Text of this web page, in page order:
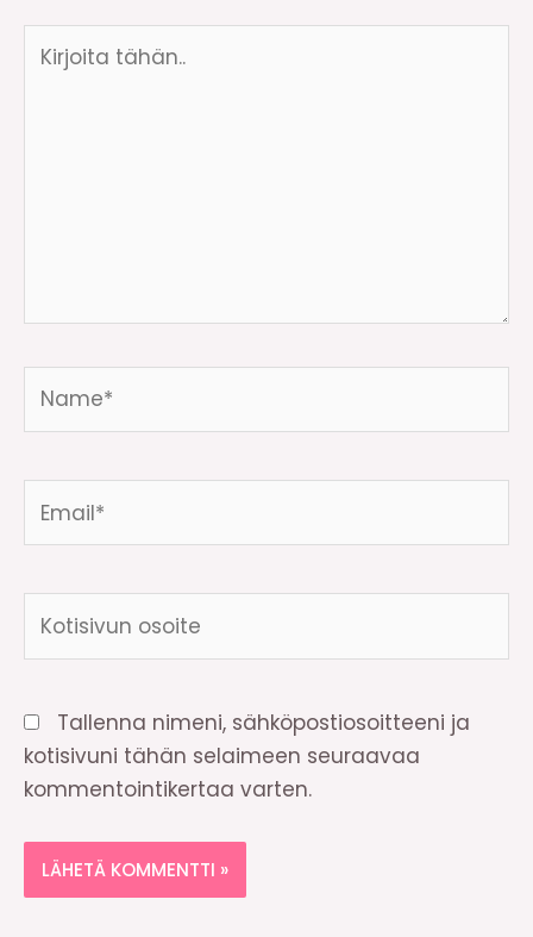
tähän..
osoite
Tallenna nimeni, sähköpostiosoitteeni ja
kotisivuni tähän selaimeen seuraavaa
kommentointikertaa varten.